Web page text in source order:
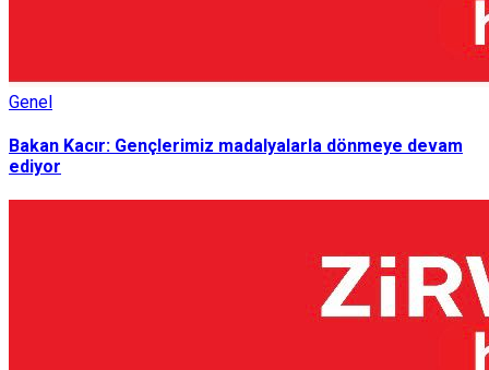
Genel
Bakan Kacır: Gençlerimiz madalyalarla dönmeye devam
ediyor